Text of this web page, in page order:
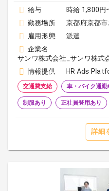
給与
時給 1,800円
勤務場所
京都府京都
雇用形態
派遣
企業名
サンワ株式会社_サンワ株式
情報提供
HR Ads
交通費支給 車・バイク通勤
制服あり 正社員登用あり
詳細